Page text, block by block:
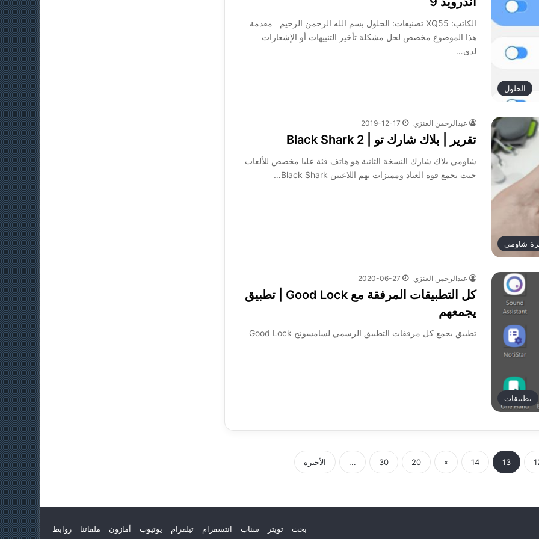
الحلول
الكاتب: XQ55 تصنيفات: الحلول بسم الله الرحمن الرحيم مقدمة
هذا الموضوع مخصص لحل مشكلة تأخير التنبيهات أو الإشعارات
لدى…
شاومي
عبدالرحمن العنزي 2019-12-17
تقرير | بلاك شارك تو | Black Shark 2
شاومي بلاك شارك النسخة الثانية هو هاتف فئة عليا مخصص للألعاب
حيث يجمع قوة العتاد ومميزات تهم اللاعبين Black Shark…
تطبيقات
عبدالرحمن العنزي 2020-06-27
كل التطبيقات المرفقة مع Good Lock | تطبيق
يجمعهم
تطبيق يجمع كل مرفقات التطبيق الرسمي لسامسونج Good Lock
13
14
»
20
30
... الأخيرة
بحث تويتر سناب انتسقرام تيلقرام يوتيوب أمازون ملفاتنا روابط